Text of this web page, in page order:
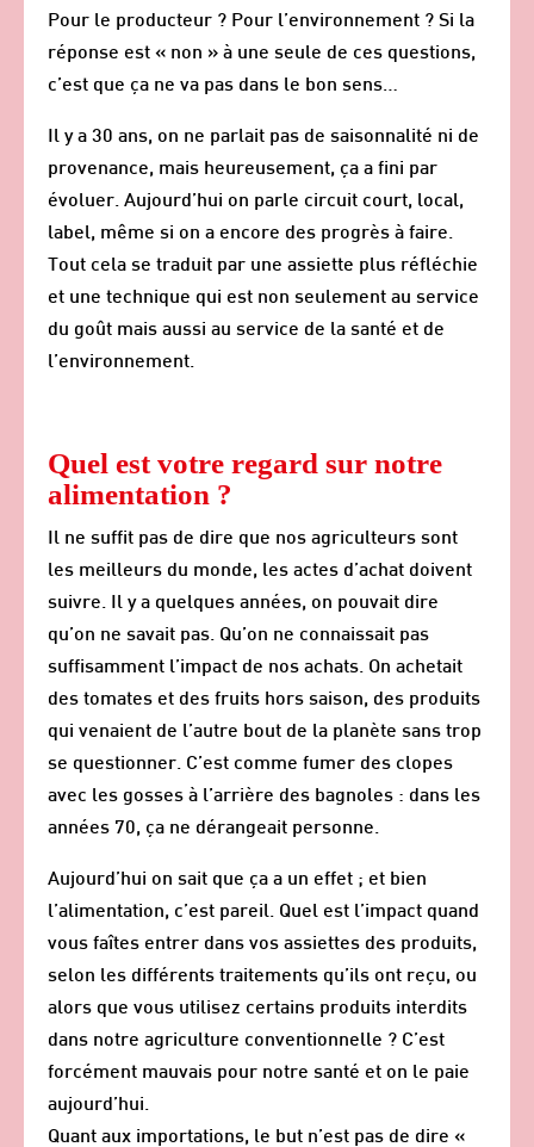
Pour le producteur ? Pour l’environnement ? Si la
réponse est « non » à une seule de ces questions,
c’est que ça ne va pas dans le bon sens…
Il y a 30 ans, on ne parlait pas de saisonnalité ni de
provenance, mais heureusement, ça a fini par
évoluer. Aujourd’hui on parle circuit court, local,
label, même si on a encore des progrès à faire.
Tout cela se traduit par une assiette plus réfléchie
et une technique qui est non seulement au service
du goût mais aussi au service de la santé et de
l’environnement.
Quel est votre regard sur notre
alimentation ?
Il ne suffit pas de dire que nos agriculteurs sont
les meilleurs du monde, les actes d’achat doivent
suivre. Il y a quelques années, on pouvait dire
qu’on ne savait pas. Qu’on ne connaissait pas
suffisamment l’impact de nos achats. On achetait
des tomates et des fruits hors saison, des produits
qui venaient de l’autre bout de la planète sans trop
se questionner. C’est comme fumer des clopes
avec les gosses à l’arrière des bagnoles : dans les
années 70, ça ne dérangeait personne.
Aujourd’hui on sait que ça a un effet ; et bien
l’alimentation, c’est pareil. Quel est l’impact quand
vous faîtes entrer dans vos assiettes des produits,
selon les différents traitements qu’ils ont reçu, ou
alors que vous utilisez certains produits interdits
dans notre agriculture conventionnelle ? C’est
forcément mauvais pour notre santé et on le paie
aujourd’hui.
Quant aux importations, le but n’est pas de dire «